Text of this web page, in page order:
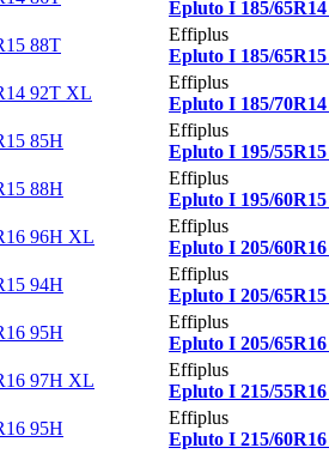
Epluto I 185/
Effiplus
Epluto I 185/
Effiplus
Epluto I 185/
Effiplus
Epluto I 195/
Effiplus
Epluto I 195/
Effiplus
Epluto I 205/
Effiplus
Epluto I 205/
Effiplus
Epluto I 205/
Effiplus
Epluto I 215/
Effiplus
Epluto I 215/